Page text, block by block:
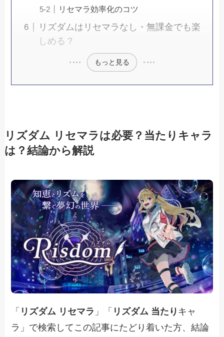
リセマラ効率化のコツ
リズダムはリセマラなし・無課金でも楽
しめる？
もっと見る
リズダム リセマラは必要？当たりキャラ
は？結論から解説
「 リズダム リセマラ 」「 リズダム 当たり キャ
ラ」で検索してこの記事にたどり着いた方、結論